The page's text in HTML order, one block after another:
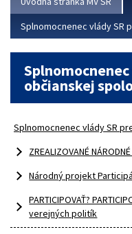
Splnomocnenec vlády SR
občianskej
Splnomocnenec vlády SR
ZREALIZOVANÉ
Národný projekt
PARTICIPOVAŤ?
verejných politík